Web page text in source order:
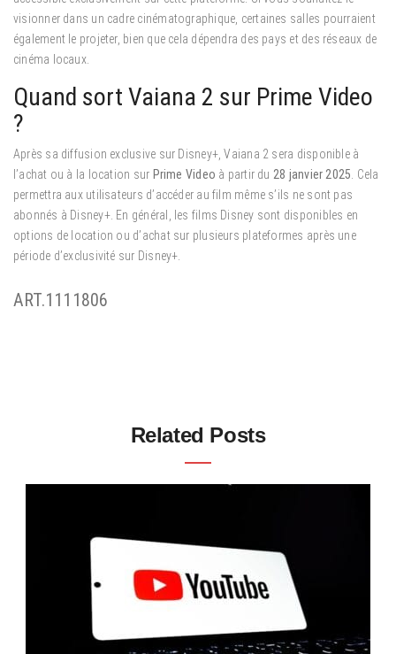
visionner dans un cadre cinématographique, certaines salles pourraient
également le projeter, bien que cela dépendra des pays et des réseaux de
cinéma locaux.
Quand sort Vaiana 2 sur Prime Video
?
Après sa diffusion exclusive sur Disney+, Vaiana 2 sera disponible à
l’achat ou à la location sur Prime Video à partir du 28 janvier 2025 . Cela
permettra aux utilisateurs d’accéder au film même s’ils ne sont pas
abonnés à Disney+. En général, les films Disney sont disponibles en
options de location ou d’achat sur plusieurs plateformes après une
période d’exclusivité sur Disney+.
ART.1111806
Related Posts